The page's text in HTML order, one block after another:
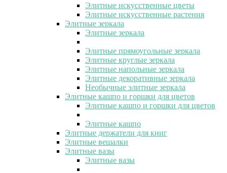
Элитные искусственные цветы
Элитные искусственные растения
Элитные зеркала
Элитные зеркала
Элитные прямоугольные зеркала
Элитные круглые зеркала
Элитные напольные зеркала
Элитные декоративные зеркала
Необычные элитные зеркала
Элитные кашпо и горшки для цветов
Элитные кашпо и горшки для цветов
Элитные кашпо
Элитные держатели для книг
Элитные вешалки
Элитные вазы
Элитные вазы